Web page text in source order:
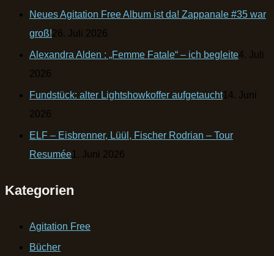
Neues Agitation Free Album ist da! Zappanale #35 war
groß!26. Juli 2026
Alexandra Alden : „Femme Fatale“ – ich begleite4. Juli
2026
Fundstück: alter Lightshowkoffer aufgetaucht14. Juni
2026
ELF – Eisbrenner, Lüül, Fischer Rodrian – Tour
Resumée1. Juni 2026
Kategorien
Agitation Free
Bücher